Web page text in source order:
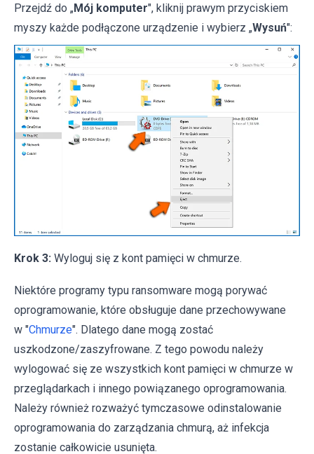
Przejdź do „Mój komputer", kliknij prawym przyciskiem
myszy każde podłączone urządzenie i wybierz „Wysuń":
Krok 3: Wyloguj się z kont pamięci w chmurze.
Niektóre programy typu ransomware mogą porywać
oprogramowanie, które obsługuje dane przechowywane
w "Chmurze". Dlatego dane mogą zostać
uszkodzone/zaszyfrowane. Z tego powodu należy
wylogować się ze wszystkich kont pamięci w chmurze w
przeglądarkach i innego powiązanego oprogramowania.
Należy również rozważyć tymczasowe odinstalowanie
oprogramowania do zarządzania chmurą, aż infekcja
zostanie całkowicie usunięta.